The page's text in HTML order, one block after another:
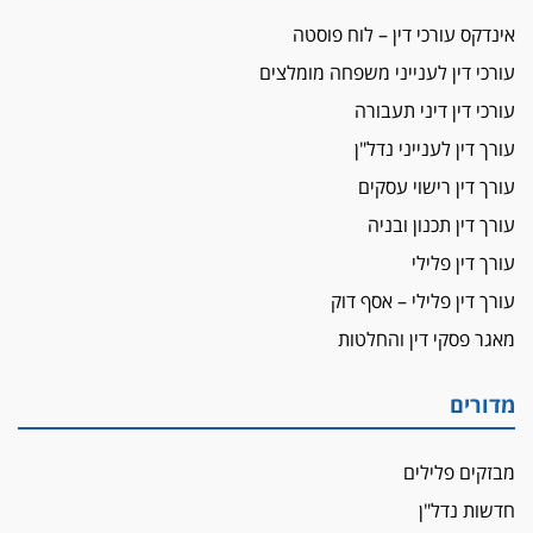
"אני מכינה 5-6 ג'וינטים ביום"
תובעת משטרתית פוטרה בחשד לעישון סמים
שנחשף בפעילות בלשים בטלגרם
לא בכל יום
עו"ד שרון נהרי חיתן את בנו הבכור דניאל
הכנסת אישרה
הגבלת שכר טרחה בייצוג נכי צה"ל ונפגעי פעולות
איבה
איתות מירושלים
יו"ר המחוז צ'צ'קס מכנס ישיבה להדחת
ממלא-מקומו, ועמית בכר שותק
יצאו לשעה מבית המשפט ועמדו בחוץ לאות הזדהות
עם השופטים
הביקורת חוגגת
מבקר לשכת עורכי הדין בתביעה נגד "איכות
אינדקס עורכי דין – לוח פוסטה
עורכי דין לענייני משפחה מומלצים
עורכי דין דיני תעבורה
עורך דין לענייני נדל"ן
עורך דין רישוי עסקים
עורך דין תכנון ובניה
עורך דין פלילי
עורך דין פלילי – אסף דוק
מאגר פסקי דין והחלטות
מדורים
מבזקים פלילים
חדשות נדל"ן